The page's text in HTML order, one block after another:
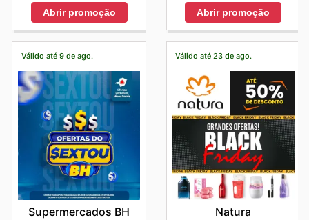
Abrir promoção Abrir promoção
Válido até 9 de ago.
Supermercados BH
Válido até 23 de ago.
Natura